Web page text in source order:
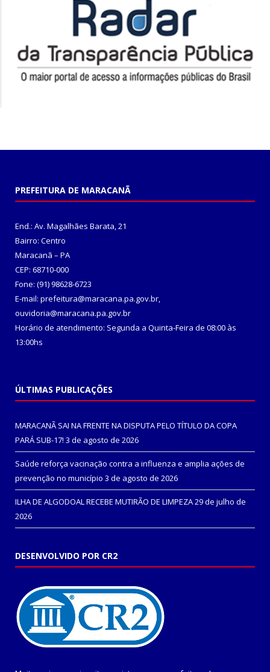
PREFEITURA DE MARACANÃ
End.: Av. Magalhães Barata, 21
Bairro: Centro
Maracanã – PA
CEP: 68710-000
Fone: (91) 98628-6723
E-mail: prefeitura@maracana.pa.gov.br,
ouvidoria@maracana.pa.gov.br
Horário de atendimento: Segunda a Quinta-Feira de 08:00 às
13:00hs
ÚLTIMAS PUBLICAÇÕES
MARACANÃ SAI NA FRENTE NA DISPUTA PELO TÍTULO DA COPA
PARÁ SUB-17! 3 de agosto de 2026
Saúde reforça vacinação contra a influenza e amplia ações de
prevenção no município 3 de agosto de 2026
ILHA DE ALGODOAL RECEBE MUTIRÃO DE LIMPEZA29 de julho de
2026
DESENVOLVIDO POR CR2